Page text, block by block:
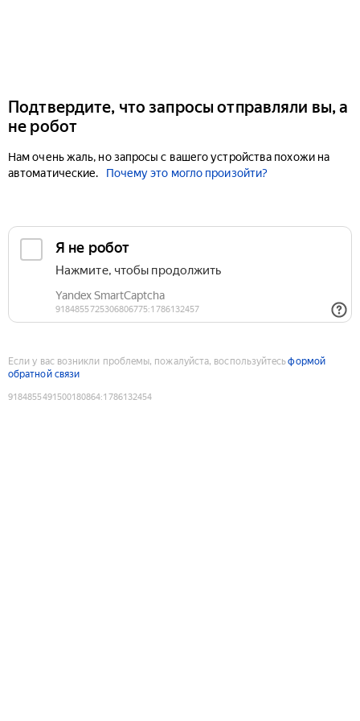
Подтвердите, что запросы отправляли вы, а
не робот
Нам очень жаль, но запросы с вашего устройства похожи на
автоматические.
Почему это могло произойти?
Если у вас возникли проблемы, пожалуйста, воспользуйтесьформой
обратной связи
9184855491500180864:1786132454